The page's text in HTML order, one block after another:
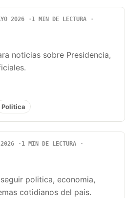
2026
1 MIN DE LECTURA
noticias sobre Presidencia,
Politica
2026
1 MIN DE LECTURA
politica, economia,
cotidianos del pais.